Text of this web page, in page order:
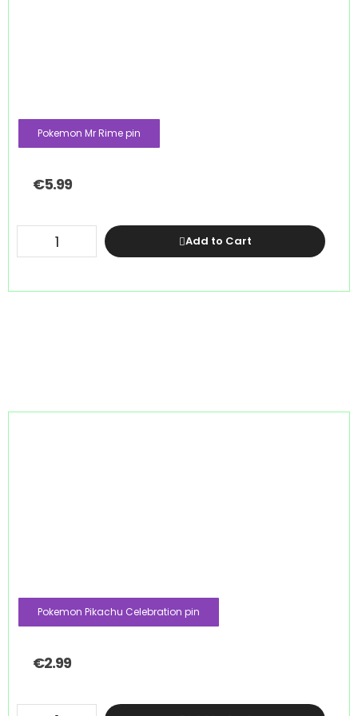
Pokemon Mr Rime pin
€5.99
Add to Cart
Pokemon Pikachu Celebration pin
€2.99